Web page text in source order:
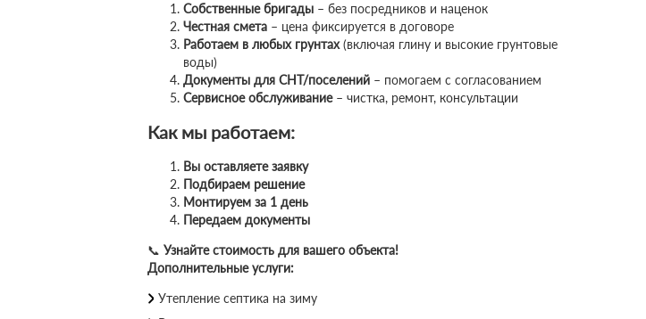
Собственные бригады – без посредников и наценок
Честная смета – цена фиксируется в договоре
Работаем в любых грунтах(включая глину и высокие грунтовые
воды)
Документы для СНТ/поселений – помогаем с согласованием
Сервисное обслуживание– чистка, ремонт, консультации
Как мы работаем:
Вы оставляете заявку
Подбираем решение
Монтируем за 1 день
Передаем документы
📞 Узнайте стоимость для вашего объекта!
Дополнительные услуги:
Утепление септика на зиму